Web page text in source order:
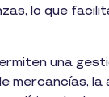
lo que
una
mercancías, la